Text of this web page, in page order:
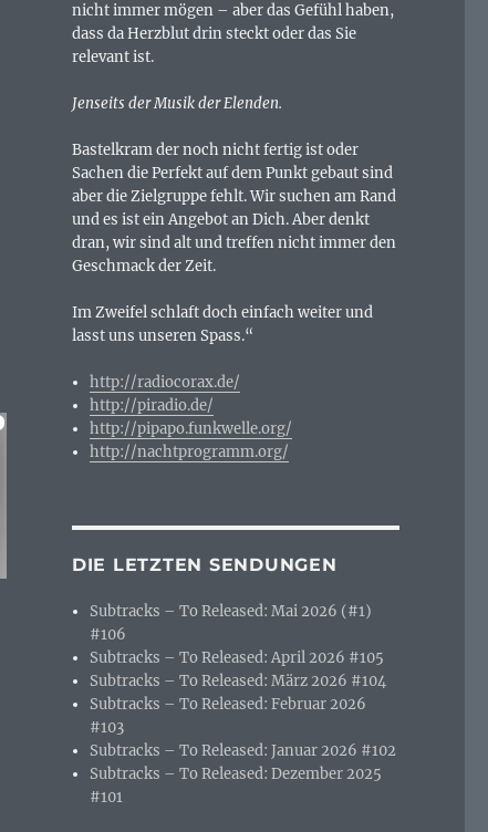
nicht immer mögen – aber das Gefühl haben,
dass da Herzblut drin steckt oder das Sie
relevant ist.
Jenseits der Musik der Elenden.
Bastelkram der noch nicht fertig ist oder
Sachen die Perfekt auf dem Punkt gebaut sind
aber die Zielgruppe fehlt. Wir suchen am Rand
und es ist ein Angebot an Dich. Aber denkt
dran, wir sind alt und treffen nicht immer den
Geschmack der Zeit.
Im Zweifel schlaft doch einfach weiter und
lasst uns unseren Spass.“
http://radiocorax.de/
http://piradio.de/
http://pipapo.funkwelle.org/
http://nachtprogramm.org/
DIE LETZTEN SENDUNGEN
Subtracks – To Released: Mai 2026 (#1)
#106
Subtracks – To Released: April 2026 #105
Subtracks – To Released: März 2026 #104
Subtracks – To Released: Februar 2026
#103
Subtracks – To Released: Januar 2026 #102
Subtracks – To Released: Dezember 2025
#101